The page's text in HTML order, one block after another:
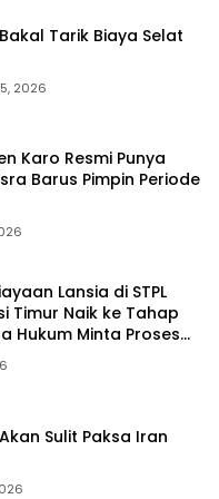
Tarik Biaya Selat
2026
Karo Resmi Punya
Barus Pimpin Periode
Lansia di STPL
Timur Naik ke Tahap
Hukum Minta Proses
Intervensi
Sulit Paksa Iran